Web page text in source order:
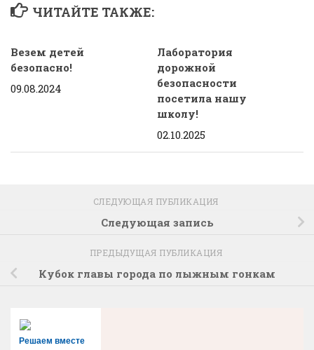
ЧИТАЙТЕ ТАКЖЕ:
Везем детей
безопасно!
09.08.2024
Лаборатория
дорожной
безопасности
посетила нашу
школу!
02.10.2025
СЛЕДУЮЩАЯ ПУБЛИКАЦИЯ
Следующая запись
ПРЕДЫДУЩАЯ ПУБЛИКАЦИЯ
Кубок главы города по лыжным гонкам
Решаем вместе